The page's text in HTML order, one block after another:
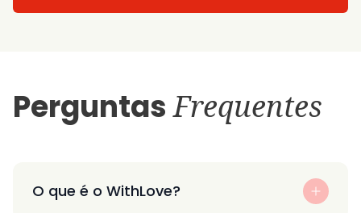
PerguntasFrequentes
O que é o WithLove?